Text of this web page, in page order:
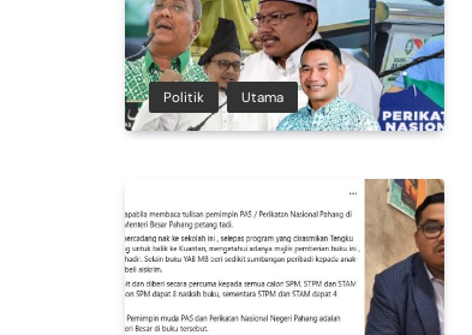
Politik Utama